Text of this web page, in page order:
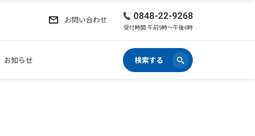
お問い合わせ
受付時間:午前9時〜午後6時
お知らせ 検索する